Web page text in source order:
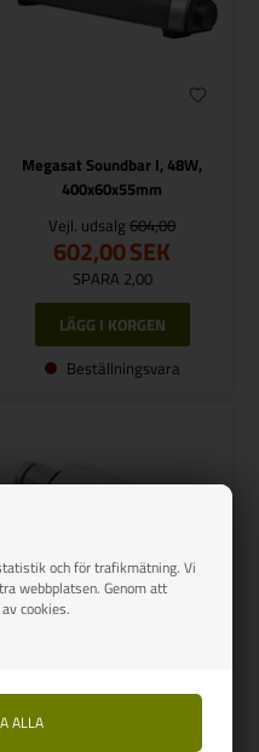
och för trafikmätning. Vi
webbplatsen. Genom att
cookies.
Megasat Soundbar I, 48W,
400x60x55mm
Vejl. udsalg604,00
602,00SEK
SPARA 2,00
Beställningsvara
Solara kabelinföring enkel